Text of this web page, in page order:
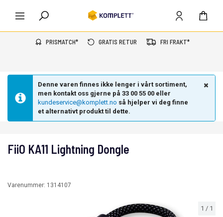
PRISMATCH* GRATIS RETUR FRI FRAKT*
Denne varen finnes ikke lenger i vårt sortiment,
men kontakt oss gjerne på 33 00 55 00 eller
kundeservice@komplett.no så hjelper vi deg finne
et alternativt produkt til dette.
1 / 1
FiiO KA11 Lightning Dongle
Varenummer: 1314107